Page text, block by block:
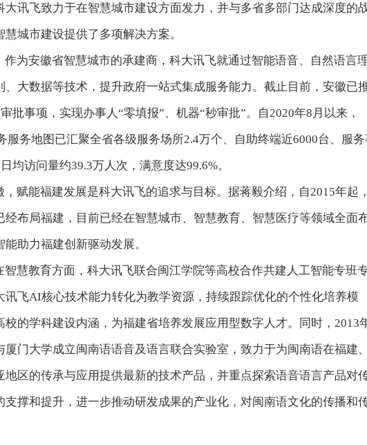
大讯飞致力于在智慧城市建设方面发力，并与多省多部门达成深度的
慧城市建设提供了多项解决方案。
作为安徽省智慧城市的承建商，科大讯飞就通过智能语音、自然语言
、大数据等技术，提升政府一站式集成服务能力。截止目前，安徽已
批事项，实现办事人“零填报”、机器“秒审批”。自2020年8月以来，
服务地图已汇聚全省各级服务场所2.4万个、自助终端近6000台、服
均访问量约39.3万人次，满意度达99.6%。
，赋能福建发展是科大讯飞的追求与目标。据蒋毅介绍，自2015年起，
经布局福建，目前已经在智慧城市、智慧教育、智慧医疗等领域全面
能助力福建创新驱动发展。
智慧教育方面，科大讯飞联合闽江学院等高校合作共建人工智能专班
讯飞AI核心技术能力转化为教学资源，持续跟踪优化的个性化培养模
校的学科建设内涵，为福建省培养发展应用型数字人才。同时，2013
厦门大学成立闽南语语音及语言联合实验室，致力于为闽南语在福建、
地区的传承与应用提供最新的技术产品，并重点探索语音语言产品对
支撑和提升，进一步推动研发成果的产业化，对闽南语文化的传播和